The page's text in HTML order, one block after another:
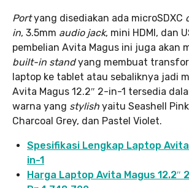
Portyang disediakan ada microSDXC
in, 3.5mm audio jack, mini HDMI, dan
pembelian Avita Magus ini juga akan
built-in standyang membuat
laptop ke tablet atau sebaliknya jadi
Avita Magus 12.2″ 2-in-1 tersedia
warna yang stylish yaitu Seashell
Charcoal Grey, dan Pastel Violet.
Spesifikasi Lengkap Laptop Avita
in-1
Harga Laptop Avita Magus 12.2″